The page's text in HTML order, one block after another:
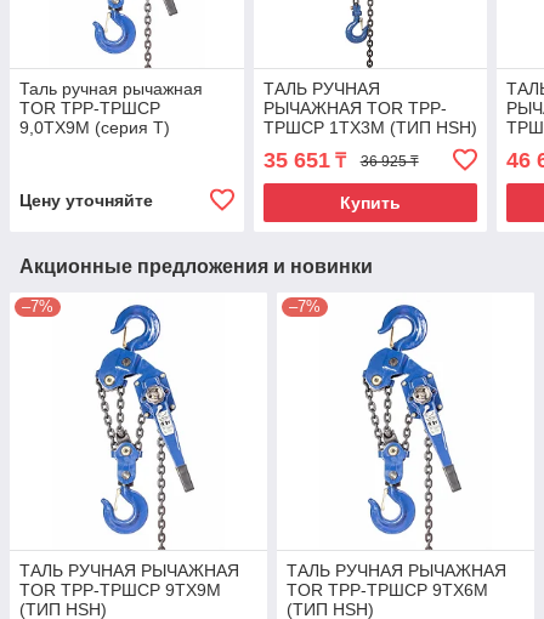
Таль ручная рычажная
TOR ТРР-ТРШСР
9,0ТХ9М (серия T)
Цену уточняйте
ТАЛЬ РУЧНАЯ
РЫЧАЖНАЯ TOR ТРР-
ТРШСР 1ТХ3М (ТИП HSH)
35 651₸ 36 925 ₸
Купить
46
Акционные предложения и новинки
–7%
ТАЛЬ РУЧНАЯ РЫЧАЖНАЯ
TOR ТРР-ТРШСР 9ТХ9М
(ТИП HSH)
–7%
ТАЛЬ РУЧНАЯ РЫЧАЖНАЯ
TOR ТРР-ТРШСР 9ТХ6М
(ТИП HSH)